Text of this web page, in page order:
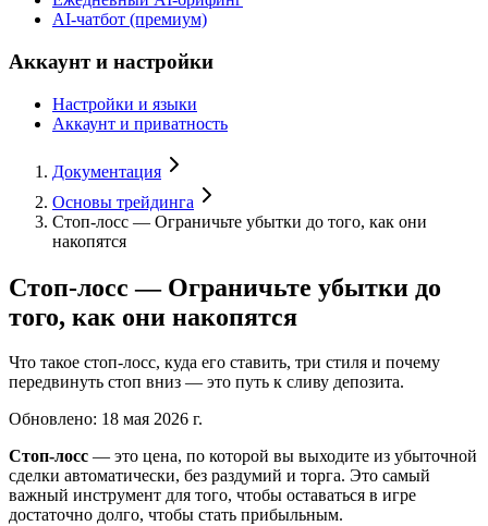
AI-чатбот (премиум)
Аккаунт и настройки
Настройки и языки
Аккаунт и приватность
Документация
Основы трейдинга
Стоп-лосс — Ограничьте убытки до того, как они
накопятся
Стоп-лосс — Ограничьте убытки до
того, как они накопятся
Что такое стоп-лосс, куда его ставить, три стиля и почему
передвинуть стоп вниз — это путь к сливу депозита.
Обновлено: 18 мая 2026 г.
Стоп-лосс — это цена, по которой вы выходите из убыточной
сделки автоматически, без раздумий и торга. Это самый
важный инструмент для того, чтобы оставаться в игре
достаточно долго, чтобы стать прибыльным.